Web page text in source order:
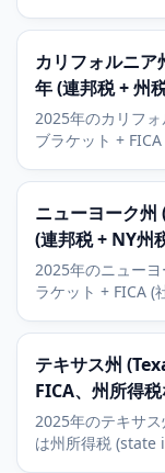
カリフォルニ
年 (連邦税 + 州
2025年のカリフ
ブラケット +
拠出年金) とHSA
ニューヨーク
(連邦税 + NY州
2025年のニュー
ラケット + FICA (
の地方税を加算し
テキサス州
FICA、州所得
2025年のテキサ
は州所得税 (state